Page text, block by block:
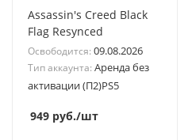
Assassin's Creed Black
Flag Resynced
Освободится: 09.08.2026
Тип аккаунта: Аренда без
активации (П2)PS5
949 руб./шт